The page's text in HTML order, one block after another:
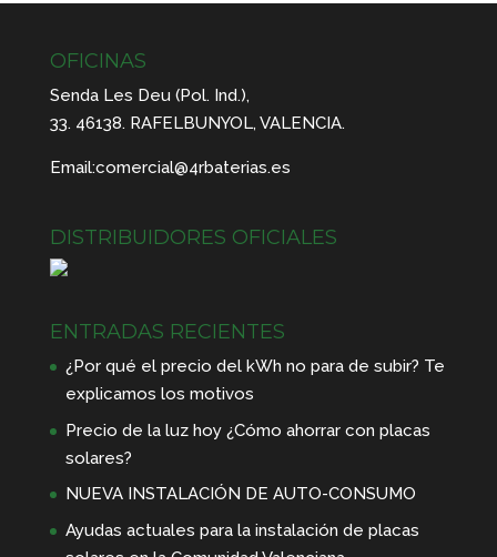
OFICINAS
Senda Les Deu (Pol. Ind.),
33. 46138. RAFELBUNYOL, VALENCIA.
Email:comercial@4rbaterias.es
DISTRIBUIDORES OFICIALES
ENTRADAS RECIENTES
¿Por qué el precio del kWh no para de subir? Te
explicamos los motivos
Precio de la luz hoy ¿Cómo ahorrar con placas
solares?
NUEVA INSTALACIÓN DE AUTO-CONSUMO
Ayudas actuales para la instalación de placas